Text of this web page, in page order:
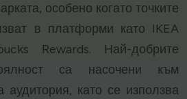
особено когато точките
в платформи като IKEA
Rewards. Най-добрите
са насочени към
аудитория, като се използва